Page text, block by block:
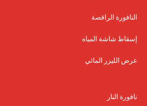
النافورة الراقصة
إسقاط شاشة المياه
عرض الليزر المائي
نافورة النار